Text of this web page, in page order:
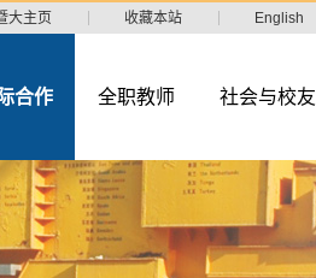
大主页 收藏本站 English
合作 全职教师 社会与校友